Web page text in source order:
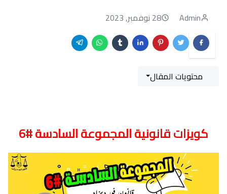
Admin 28 نوفمبر, 2023
محتويات المقال
كويزات قانونية المجموعة السادسة #6